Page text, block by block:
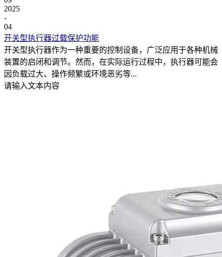
2025
-
04
开关型执行器过载保护功能
开关型执行器作为一种重要的控制设备，广泛应用于各种机械
装置的启闭和调节。然而，在实际运行过程中，执行器可能会
因负载过大、操作频繁或环境恶劣等...
请输入文本内容